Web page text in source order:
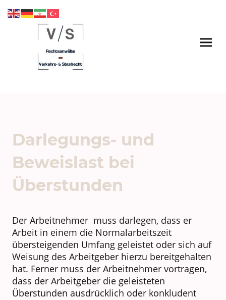
Darlegungs- und
Beweislast bei
Überstunden
Der Arbeitnehmer muss darlegen, dass er
Arbeit in einem die Normalarbeitszeit
übersteigenden Umfang geleistet oder sich auf
Weisung des Arbeitgeber hierzu bereitgehalten
hat. Ferner muss der Arbeitnehmer vortragen,
dass der Arbeitgeber die geleisteten
Überstunden ausdrücklich oder konkludent